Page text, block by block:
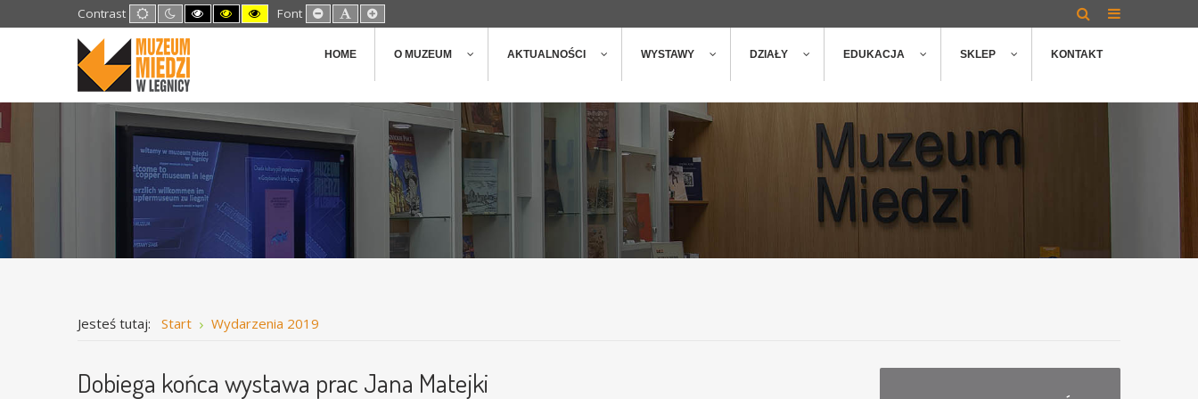
Contrast Default
mode
Night
mode
High
Contrast
High
Contrast
High
Contrast
Font Set
Smaller
Set
Default
Set
Larger
HOME O MUZEUM AKTUALNOŚCI WYSTAWY DZIAŁY EDUKACJA SKLEP KONTAKT
Jesteś tutaj: Start Wydarzenia 2019
Dobiega końca wystawa prac Jana Matejki